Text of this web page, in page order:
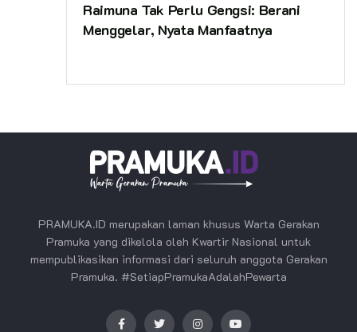
Raimuna Tak Perlu Gengsi: Berani
Menggelar, Nyata Manfaatnya
PRAMUKA.ID merupakan laman khusus Warta Gerakan
Pramuka yang dikelola oleh Kwartir Nasional untuk
mempublikasikan informasi dari seluruh anggota Gerakan
Pramuka. #SetiapPramukaAdalahPewarta